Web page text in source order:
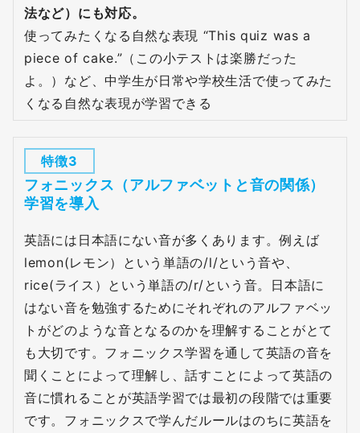
法など）にも対応。
使ってみたくなる自然な表現 “This quiz was a
piece of cake.”（この小テストは楽勝だった
よ。）など、中学生が日常や学校生活で使ってみた
くなる自然な表現が学習できる
特徴3
フォニックス（アルファベットと音の関係）
学習を導入
英語には日本語にない音が多くあります。例えば
lemon(レモン）という単語の/l/という音や、
rice(ライス）という単語の/r/という音。日本語に
はない音を勉強するためにそれぞれのアルファベッ
トがどのような音となるのかを理解することがとて
も大切です。フォニックス学習を通して英語の音を
聞くことによって理解し、話すことによって英語の
音に慣れることが英語学習では最初の段階では重要
です。フォニックスで学んだルールはのちに英語を